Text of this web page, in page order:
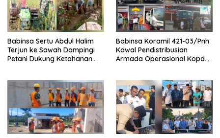
Babinsa Sertu Abdul Halim
Terjun ke Sawah Dampingi
Petani Dukung Ketahanan
Babinsa Koramil 421-03/Pnh
Kawal Pendistribusian
Armada Operasional Kopdes